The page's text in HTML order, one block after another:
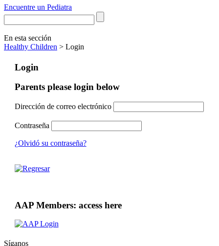
Encuentre un Pediatra
En esta sección
Healthy Children > Login
Login
Parents please login below
Dirección de correo electrónico
Contraseña
¿Olvidó su contraseña?
AAP Members: access here
Síganos